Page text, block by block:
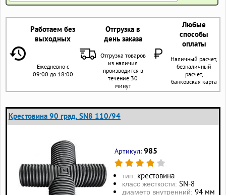
Работаем без
выходных
Отгрузка в
день заказа
Любые
способы
оплаты
Ежедневно с
09:00 до 18:00
Отгрузка товаров
из наличия
производится в
течение 30
минут
Наличный расчет,
безналичный
расчет,
банковская карта
Крестовина 90 град. SN8 110/94
Артикул: 985
тип: крестовина
класс жесткости: SN-8
диаметр внутренний: 94 мм